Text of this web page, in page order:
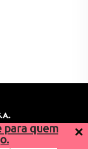
para quem